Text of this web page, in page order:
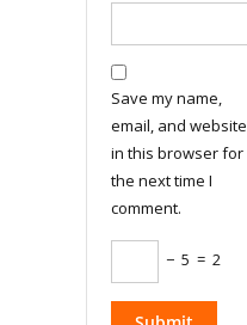
Save my name,
email, and website
in this browser for
the next time I
comment.
− 5 = 2